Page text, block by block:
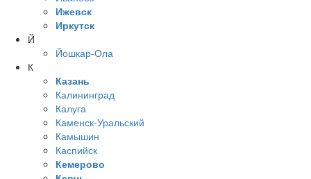
Ижевск
Иркутск
Й
Йошкар-Ола
К
Казань
Калининград
Калуга
Каменск-Уральский
Камышин
Каспийск
Кемерово